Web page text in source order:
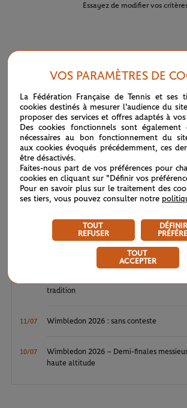
Essayez de modifier vos
LE FIL
27/07 ATP / WTA : Van Assche et Tagger, la
20/07 ATP / WTA : se souvenir des belles choses
12/07 Wimbledon 2026 : Sinner, royale
l’histoire
Wimbledon 2026 : Noskova, le triomphe
tradition
11/07 Wimbledon 2026 : sans conteste
10/07
Wimbledon 2026 – Demi-finales
haute altitude
VOS PARAMÈTRES DE
La Fédération Française de Tennis et ses
cookies destinés à mesurer l'audience du
proposer des services et offres adaptés à
Des cookies fonctionnels sont également
nécessaires au bon fonctionnement du
aux cookies évoqués précédemment, ces
être désactivés.
Faites-nous part de vos préférences pour
cookies en cliquant sur "Définir vos
Pour en savoir plus sur le traitement des
ses tiers, vous pouvez consulter notre
TOUT
REFUSER
TOUT
ACCEPTER